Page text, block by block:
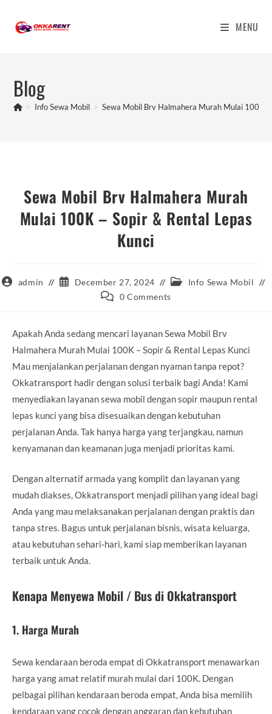
content
MENU
Blog
> Info Sewa Mobil > Sewa Mobil Brv Halmahera Murah Mulai 100K
Sewa Mobil Brv Halmahera Murah
Mulai 100K – Sopir & Rental Lepas
Kunci
Postadmin
Post
published:
December 27, 2024
Post Info Sewa Mobil
Post 0 Comments
Apakah Anda sedang mencari layanan Sewa Mobil Brv
Halmahera Murah Mulai 100K – Sopir & Rental Lepas Kunci
Mau menjalankan perjalanan dengan nyaman tanpa repot?
Okkatransport hadir dengan solusi terbaik bagi Anda! Kami
menyediakan layanan sewa mobil dengan sopir maupun rental
lepas kunci yang bisa disesuaikan dengan kebutuhan
perjalanan Anda. Tak hanya harga yang terjangkau, namun
kenyamanan dan keamanan juga menjadi prioritas kami.
Dengan alternatif armada yang komplit dan layanan yang
mudah diakses, Okkatransport menjadi pilihan yang ideal bagi
Anda yang mau melaksanakan perjalanan dengan praktis dan
tanpa stres. Bagus untuk perjalanan bisnis, wisata keluarga,
atau kebutuhan sehari-hari, kami siap memberikan layanan
terbaik untuk Anda.
Kenapa Menyewa Mobil / Bus di Okkatransport
1. Harga Murah
Sewa kendaraan beroda empat di Okkatransport menawarkan
harga yang amat relatif murah mulai dari 100K. Dengan
pelbagai pilihan kendaraan beroda empat, Anda bisa memilih
kendaraan yang cocok dengan anggaran dan kebutuhan